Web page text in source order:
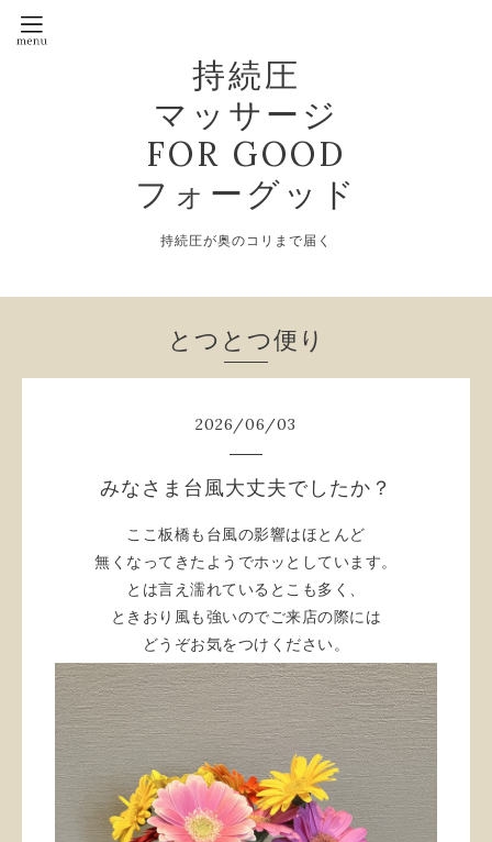
持続圧
マッサージ
FOR GOOD
フォーグッド
持続圧が奥のコリまで届く
とつとつ便り
2026/06/03
みなさま台風大丈夫でしたか？
ここ板橋も台風の影響はほとんど
無くなってきたようでホッとしています。
とは言え濡れているとこも多く、
ときおり風も強いのでご来店の際には
どうぞお気をつけください。